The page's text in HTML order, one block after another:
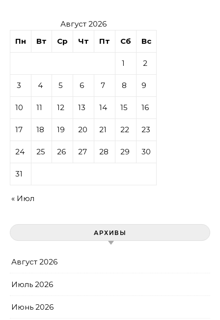
Август 2026
Пн
Вт Ср Чт Пт Сб Вс
1 2
3 4 5 6 7 8 9
10 11 12 13 14 15 16
17 18 19 20 21 22 23
24 25 26 27 28 29 30
31
« Июл
АРХИВЫ
Август 2026
Июль 2026
Июнь 2026